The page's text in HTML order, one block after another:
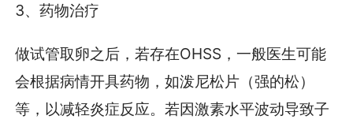
3、药物治疗
做试管取卵之后，若存在OHSS，一般医生可能
会根据病情开具药物，如泼尼松片（强的松）
等，以减轻炎症反应。若因激素水平波动导致子